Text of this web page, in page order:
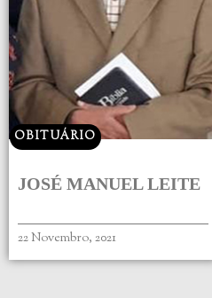
OBITUÁRIO
JOSÉ MANUEL LEITE
22 Novembro, 2021